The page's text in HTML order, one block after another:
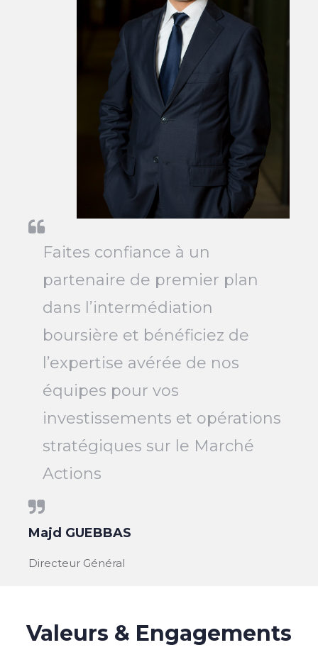
Faites confiance à un
partenaire de premier plan
dans l’intermédiation
boursière et bénéficiez de
l’expertise avérée de nos
équipes pour vos
investissements et opérations
stratégiques sur le Marché
Actions
Majd GUEBBAS
Directeur Général
Valeurs & Engagements